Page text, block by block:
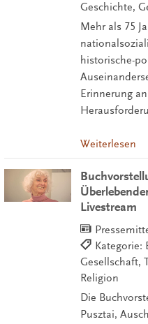
Geschichte,
Mehr als 75
historische-
Erinnerung
Weiterlesen
Livestream
Kategorie:
Gesellschaft,
Religion
Die
Pusztai,